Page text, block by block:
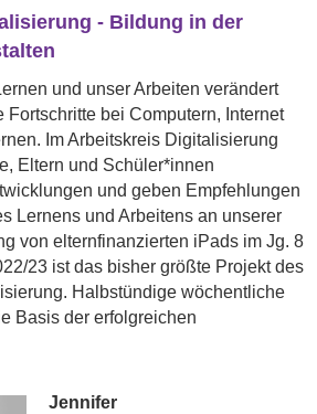
- Bildung in der
und unser Arbeiten verändert
Fortschritte bei Computern, Internet
Im Arbeitskreis Digitalisierung
Eltern und Schüler*innen
und geben Empfehlungen
Lernens und Arbeitens an unserer
von elternfinanzierten iPads im Jg. 8
23 ist das bisher größte Projekt des
Halbstündige wöchentliche
Basis der erfolgreichen
Jennifer